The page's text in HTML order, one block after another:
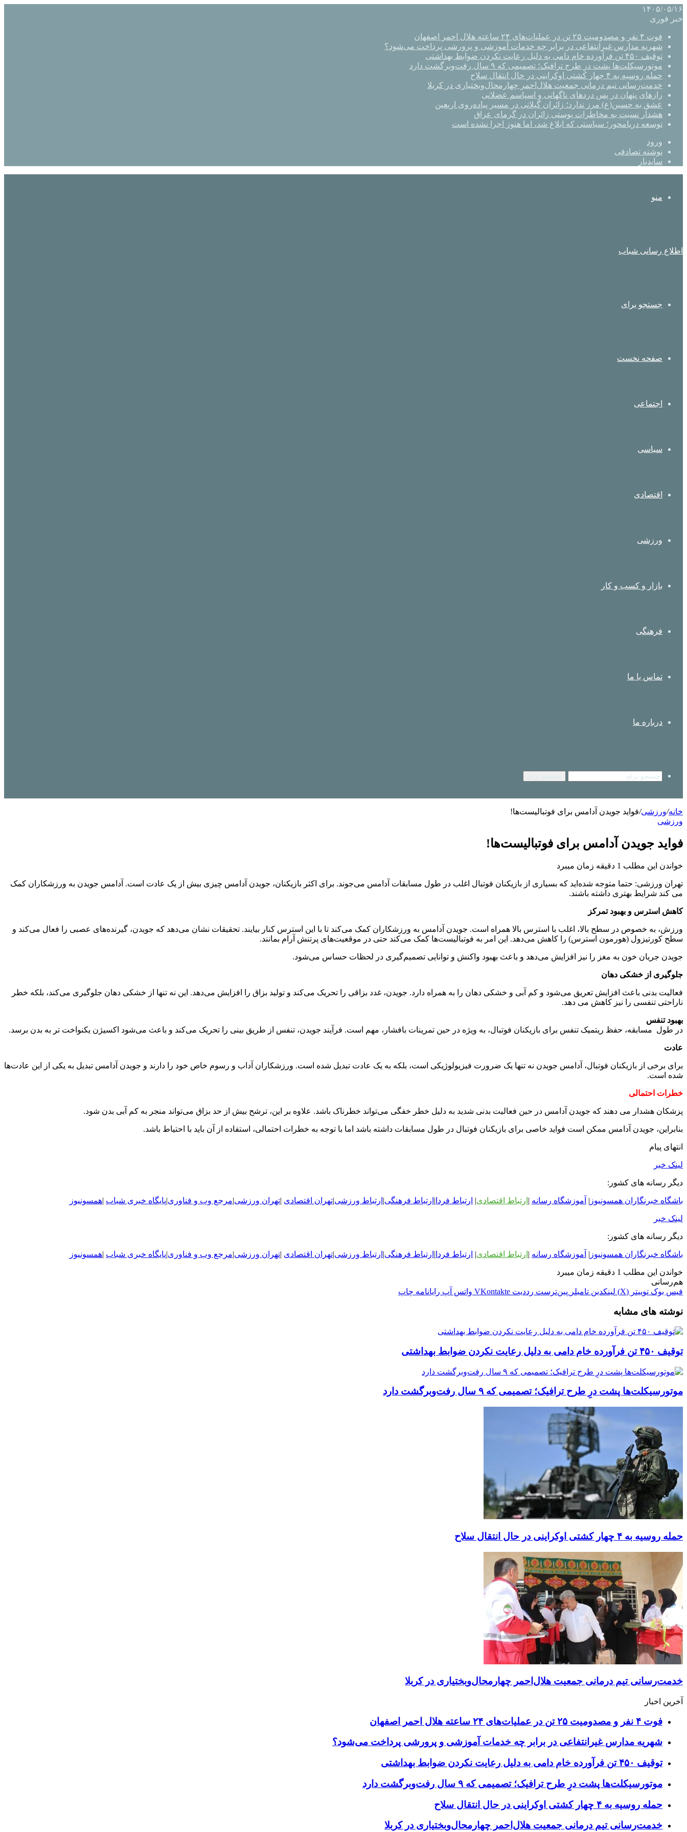
۱۴۰۵/۰۵/۱۶
خبر فوری
فوت ۴ نفر و مصدومیت ۲۵ تن در عملیات‌های ۲۴ ساعته هلال احمر اصفهان
شهریه مدارس غیرانتفاعی در برابر چه خدمات آموزشی و پرورشی پرداخت می‌شود؟
توقیف ۴۵۰ تن فرآورده خام دامی به دلیل رعایت نکردن ضوابط بهداشتی
موتورسیکلت‌ها پشت درِ طرح ترافیک؛ تصمیمی که ۹ سال رفت‌وبرگشت دارد
حمله روسیه به ۴ چهار کشتی اوکراینی در حال انتقال سلاح
خدمت‌رسانی تیم درمانی جمعیت هلال‌احمر چهارمحال‌وبختیاری در کربلا
رازهای پنهان در پس دردهای ناگهانی و اسپاسم عضلانی
عشق به حسین(ع) مرز ندارد؛ زائران گیلانی در مسیر پیاده‌روی اربعین
هشدار نسبت به مخاطرات پوستی زائران در گرمای عراق
توسعه دریامحور؛ سیاستی که ابلاغ شد، اما هنوز اجرا نشده است
ورود
نوشته تصادفی
سایدبار
منو
اطلاع رسانی شباب
جستجو برای
صفحه نخست
اجتماعی
سیاسی
اقتصادی
ورزشی
بازار و کسب و کار
فرهنگی
تماس با ما
درباره ما
خانه/ورزشی/فواید جویدن آدامس برای فوتبالیست‌ها!
ورزشی
فواید جویدن آدامس برای فوتبالیست‌ها!
خواندن این مطلب 1 دقیقه زمان میبرد
تهران ورزشی: حتما متوجه شده‌اید که بسیاری از بازیکنان فوتبال اغلب در طول مسابقات آدامس می‌جوند. برای اکثر بازیکنان، جویدن آدامس چیزی بیش از یک عادت است. آدامس جویدن به ورزشکاران کمک
می کند شرایط بهتری داشته باشند.
کاهش استرس و بهبود تمرکز
ورزش، به خصوص در سطح بالا، اغلب با استرس بالا همراه است. جویدن آدامس به ورزشکاران کمک می‌کند تا با این استرس کنار بیایند. تحقیقات نشان می‌دهد که جویدن، گیرنده‌های عصبی را فعال می‌کند و
سطح کورتیزول (هورمون استرس) را کاهش می‌دهد. این امر به فوتبالیست‌ها کمک می‌کند حتی در موقعیت‌های پرتنش آرام بمانند.
جویدن جریان خون به مغز را نیز افزایش می‌دهد و باعث بهبود واکنش و توانایی تصمیم‌گیری در لحظات حساس می‌شود.
جلوگیری از خشکی دهان
فعالیت بدنی باعث افزایش تعریق می‌شود و کم آبی و خشکی دهان را به همراه دارد. جویدن، غدد بزاقی را تحریک می‌کند و تولید بزاق را افزایش می‌دهد. این نه تنها از خشکی دهان جلوگیری می‌کند، بلکه خطر
ناراحتی تنفسی را نیز کاهش می دهد.
بهبود تنفس
در طول مسابقه، حفظ ریتمیک تنفس برای بازیکنان فوتبال، به ویژه در حین تمرینات بافشار، مهم است. فرآیند جویدن، تنفس از طریق بینی را تحریک می‌کند و باعث می‌شود اکسیژن یکنواخت تر به بدن برسد.
عادت
برای برخی از بازیکنان فوتبال، آدامس جویدن نه تنها یک ضرورت فیزیولوژیکی است، بلکه به یک عادت تبدیل شده است. ورزشکاران آداب و رسوم خاص خود را دارند و جویدن آدامس تبدیل به یکی از این عادت‌ها
شده است.
خطرات احتمالی
پزشکان هشدار می دهند که جویدن آدامس در حین فعالیت بدنی شدید به دلیل خطر خفگی می‌تواند خطرناک باشد. علاوه بر این، ترشح بیش از حد بزاق می‌تواند منجر به کم آبی بدن شود.
بنابراین، جویدن آدامس ممکن است فواید خاصی برای بازیکنان فوتبال در طول مسابقات داشته باشد اما با توجه به خطرات احتمالی، استفاده از آن باید با احتیاط باشد.
انتهای پیام
لینک خبر
دیگر رسانه های کشور:
باشگاه خبرنگاران همسونیوز | آموزشگاه رسانه | ارتباط اقتصادی| ارتباط فردا | ارتباط فرهنگی| ارتباط ورزشی|تهران اقتصادی |تهران ورزشی|مرجع وب و فناوری|پایگاه خبری شباب |همسونیوز
لینک خبر
دیگر رسانه های کشور:
باشگاه خبرنگاران همسونیوز | آموزشگاه رسانه | ارتباط اقتصادی| ارتباط فردا | ارتباط فرهنگی| ارتباط ورزشی|تهران اقتصادی |تهران ورزشی|مرجع وب و فناوری|پایگاه خبری شباب |همسونیوز
خواندن این مطلب 1 دقیقه زمان میبرد
هم‌رسانی
فیس بوک توییتر (X) لینکدین ‫تامبلر ‫پین‌ترست ‫رددیت ‫VKontakte واتس آپ رایانامه چاپ
نوشته های مشابه
توقیف ۴۵۰ تن فرآورده خام دامی به دلیل رعایت نکردن ضوابط بهداشتی
موتورسیکلت‌ها پشت درِ طرح ترافیک؛ تصمیمی که ۹ سال رفت‌وبرگشت دارد
حمله روسیه به ۴ چهار کشتی اوکراینی در حال انتقال سلاح
خدمت‌رسانی تیم درمانی جمعیت هلال‌احمر چهارمحال‌وبختیاری در کربلا
آخرین اخبار
فوت ۴ نفر و مصدومیت ۲۵ تن در عملیات‌های ۲۴ ساعته هلال احمر اصفهان
شهریه مدارس غیرانتفاعی در برابر چه خدمات آموزشی و پرورشی پرداخت می‌شود؟
توقیف ۴۵۰ تن فرآورده خام دامی به دلیل رعایت نکردن ضوابط بهداشتی
موتورسیکلت‌ها پشت درِ طرح ترافیک؛ تصمیمی که ۹ سال رفت‌وبرگشت دارد
حمله روسیه به ۴ چهار کشتی اوکراینی در حال انتقال سلاح
خدمت‌رسانی تیم درمانی جمعیت هلال‌احمر چهارمحال‌وبختیاری در کربلا